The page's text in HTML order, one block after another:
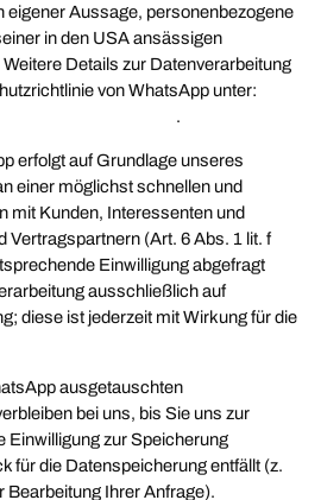
eigener Aussage, personenbezogene
in den USA ansässigen
Details zur Datenverarbeitung
von WhatsApp unter:
.
erfolgt auf Grundlage unseres
einer möglichst schnellen und
mit Kunden, Interessenten und
Vertragspartnern (Art. 6 Abs. 1 lit. f
Einwilligung abgefragt
ausschließlich auf
diese ist jederzeit mit Wirkung für die
ausgetauschten
bei uns, bis Sie uns zur
Einwilligung zur Speicherung
für die Datenspeicherung entfällt (z.
Ihrer Anfrage).